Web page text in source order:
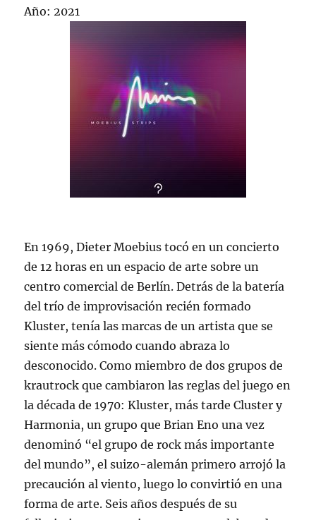
Año: 2021
En 1969, Dieter Moebius tocó en un concierto
de 12 horas en un espacio de arte sobre un
centro comercial de Berlín. Detrás de la batería
del trío de improvisación recién formado
Kluster, tenía las marcas de un artista que se
siente más cómodo cuando abraza lo
desconocido. Como miembro de dos grupos de
krautrock que cambiaron las reglas del juego en
la década de 1970: Kluster, más tarde Cluster y
Harmonia, un grupo que Brian Eno una vez
denominó “el grupo de rock más importante
del mundo”, el suizo-alemán primero arrojó la
precaución al viento, luego lo convirtió en una
forma de arte. Seis años después de su